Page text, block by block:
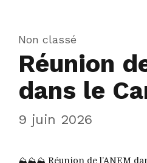
Non classé
Réunion
dans le
9 juin 2026
⛰️⛰️⛰️ Réunion de l’ANEM